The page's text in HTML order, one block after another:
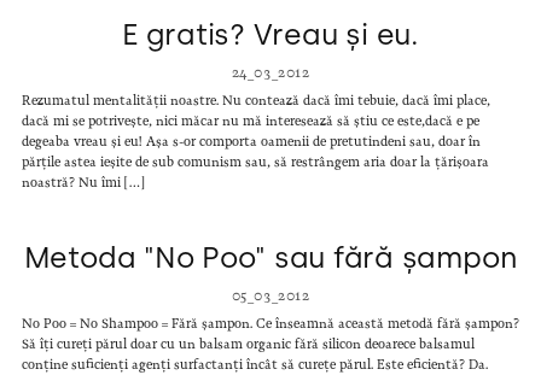
E gratis? Vreau și eu.
24_03_2012
Rezumatul mentalității noastre. Nu contează dacă îmi tebuie, dacă îmi place,
dacă mi se potrivește, nici măcar nu mă interesează să știu ce este,dacă e pe
degeaba vreau și eu! Așa s-or comporta oamenii de pretutindeni sau, doar în
părțile astea ieșite de sub comunism sau, să restrângem aria doar la țărișoara
noastră? Nu îmi […]
Metoda "No Poo" sau fără șampon
05_03_2012
No Poo = No Shampoo = Fără șampon. Ce înseamnă această metodă fără șampon?
Să îți cureți părul doar cu un balsam organic fără silicon deoarece balsamul
conține suficienți agenți surfactanți încât să curețe părul. Este eficientă? Da.